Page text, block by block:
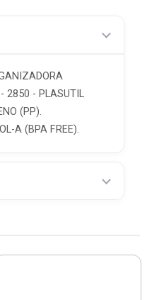
2850 - PLASUTIL
(PP).
A (BPA FREE).